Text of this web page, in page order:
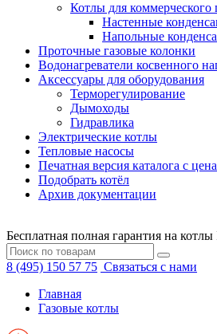
Котлы для коммерческого
Настенные
Напольные
Проточные газовые колонки
Водонагреватели косвенного
Аксессуары для оборудования
Терморегулирование
Дымоходы
Гидравлика
Электрические котлы
Тепловые насосы
Печатная версия каталога с
Подобрать котёл
Архив документации
Бесплатная полная гарантия на котлы
8 (495) 150 57 75 Связаться с нами
Главная
Газовые котлы